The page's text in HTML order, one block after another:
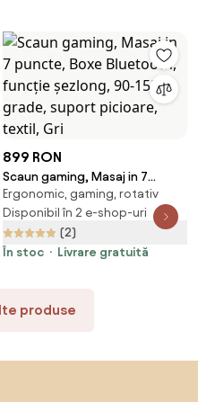
899 RON
Scaun gaming, Masaj in 7
puncte, Boxe Bluetooth,
funcție șezlong, 90-155 grade,
suport picioare, textil, Gri
Ergonomic, gaming, rotativ
Disponibil în 2 e-shop-uri
(2)
În stoc
Livrare gratuită
produse